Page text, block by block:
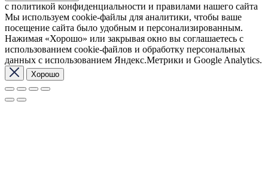
с политикой конфиденциальности и правилами нашего сайта
Мы используем cookie-файлы для аналитики, чтобы ваше
посещение сайта было удобным и персонализированным.
Нажимая «Хорошо» или закрывая окно вы соглашаетесь с
использованием cookie-файлов и обработку персональных
данных с использованием Яндекс.Метрики и Google Analytics.
Хорошо